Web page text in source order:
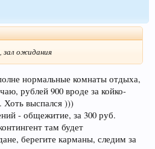
зал ожидания
нормальные комнаты отдыха,
рублей 900 вроде за койко-
Хоть выспался )))
- общежитие, за 300 руб.
там будет
берегите карманы, следим за